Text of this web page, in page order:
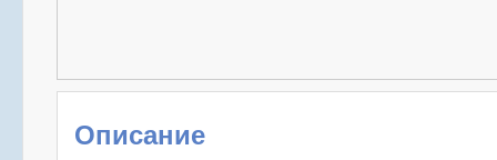
Описание